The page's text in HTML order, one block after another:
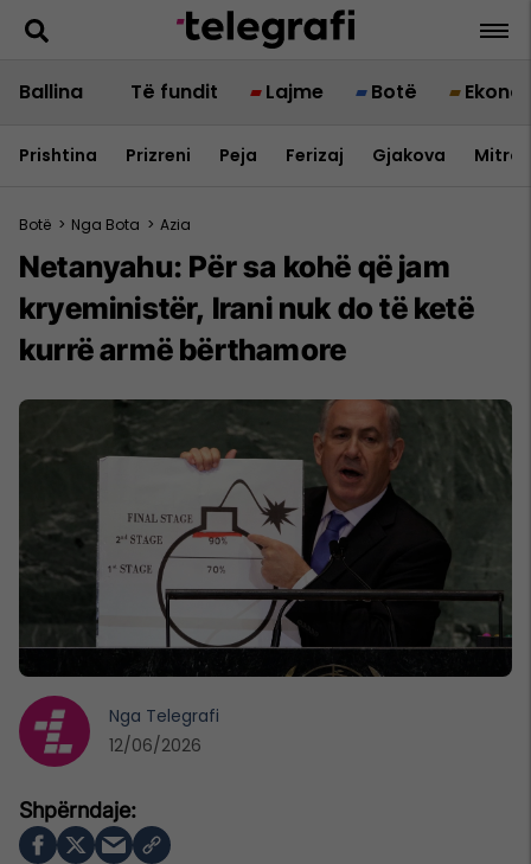
Ballina Të fundit Lajme Botë
Prishtina Prizreni Peja Ferizaj Gjakova
Botë > Nga Bota > Azia
Netanyahu: Për sa kohë që jam
kryeministër, Irani nuk do të ketë
kurrë armë bërthamore
Nga Telegrafi
12/06/2026